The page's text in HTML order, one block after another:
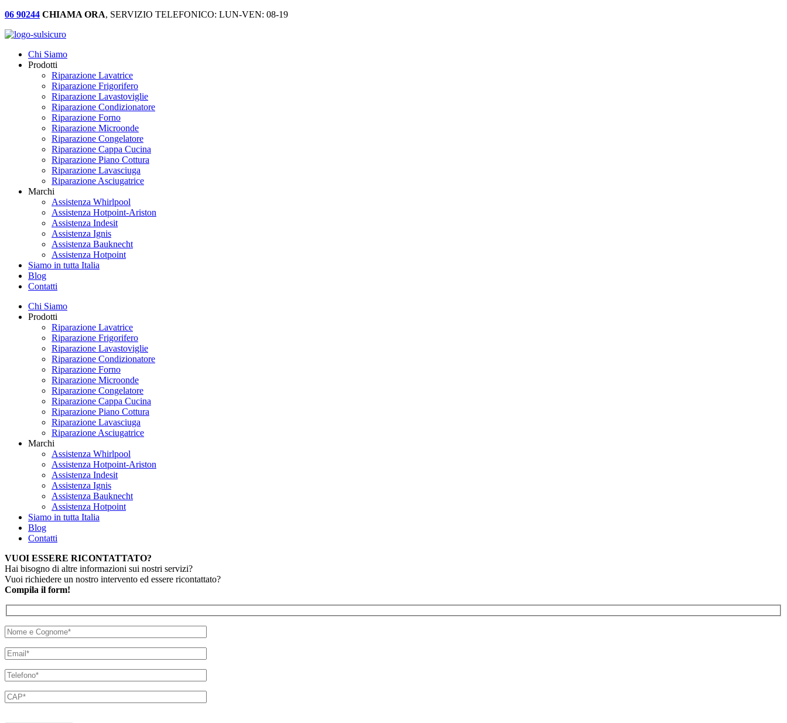
06 90244 CHIAMA ORA, SERVIZIO TELEFONICO: LUN-VEN: 08-19
Chi Siamo
Prodotti
Riparazione Lavatrice
Riparazione Frigorifero
Riparazione Lavastoviglie
Riparazione Condizionatore
Riparazione Forno
Riparazione Microonde
Riparazione Congelatore
Riparazione Cappa Cucina
Riparazione Piano Cottura
Riparazione Lavasciuga
Riparazione Asciugatrice
Marchi
Assistenza Whirlpool
Assistenza Hotpoint-Ariston
Assistenza Indesit
Assistenza Ignis
Assistenza Bauknecht
Assistenza Hotpoint
Siamo in tutta Italia
Blog
Contatti
Chi Siamo
Prodotti
Riparazione Lavatrice
Riparazione Frigorifero
Riparazione Lavastoviglie
Riparazione Condizionatore
Riparazione Forno
Riparazione Microonde
Riparazione Congelatore
Riparazione Cappa Cucina
Riparazione Piano Cottura
Riparazione Lavasciuga
Riparazione Asciugatrice
Marchi
Assistenza Whirlpool
Assistenza Hotpoint-Ariston
Assistenza Indesit
Assistenza Ignis
Assistenza Bauknecht
Assistenza Hotpoint
Siamo in tutta Italia
Blog
Contatti
VUOI ESSERE RICONTATTATO?
Hai bisogno di altre informazioni sui nostri servizi?
Vuoi richiedere un nostro intervento ed essere ricontattato?
Compila il form!